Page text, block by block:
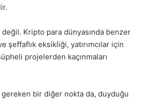
değil. Kripto para dünyasında benzer
şeffaflık eksikliği, yatırımcılar için
projelerden kaçınmaları
gereken bir diğer nokta da, duyduğu